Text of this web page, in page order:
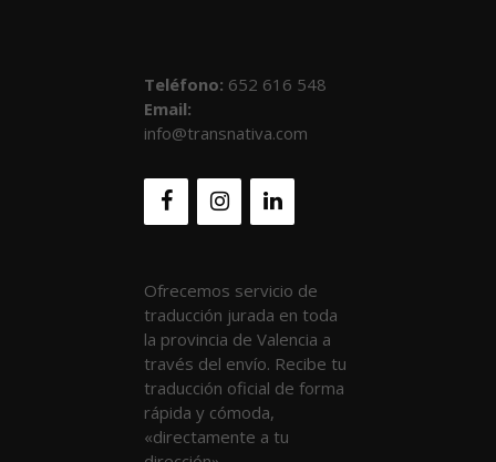
Teléfono: 652 616 548
Email:
info@transnativa.com
Ofrecemos servicio de
traducción jurada en toda
la provincia de Valencia a
través del envío. Recibe tu
traducción oficial de forma
rápida y cómoda,
«directamente a tu